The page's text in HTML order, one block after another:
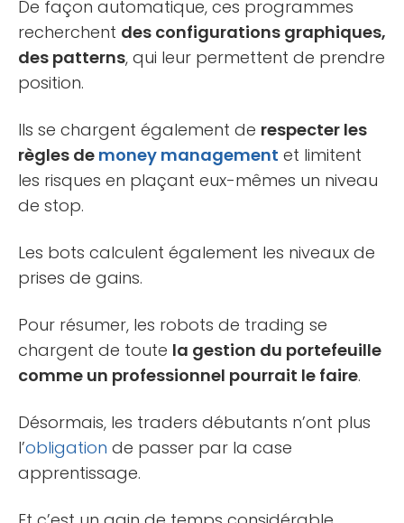
De façon automatique, ces programmes
recherchent des configurations graphiques,
des patterns, qui leur permettent de prendre
position.
Ils se chargent également de respecter les
règles de money management et limitent
les risques en plaçant eux-mêmes un niveau
de stop.
Les bots calculent également les niveaux de
prises de gains.
Pour résumer, les robots de trading se
chargent de toute la gestion du portefeuille
comme un professionnel pourrait le faire.
Désormais, les traders débutants n’ont plus
l’obligation de passer par la case
apprentissage.